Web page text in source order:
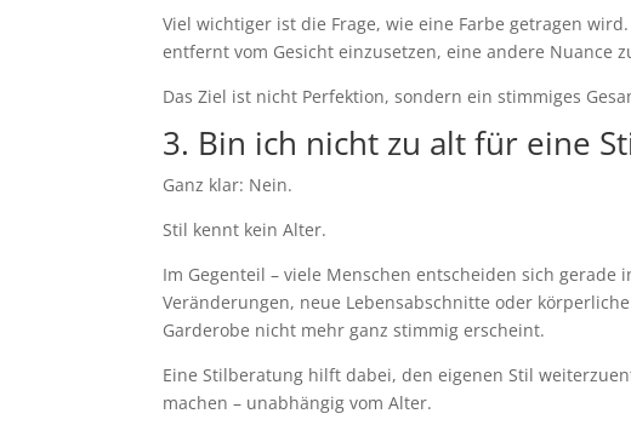
Viel wichtiger ist die Frage, wie eine Farbe getragen
entfernt vom Gesicht einzusetzen, eine andere Nuance
Das Ziel ist nicht Perfektion, sondern ein stimmiges
3. Bin ich nicht zu alt für eine
Ganz klar: Nein.
Stil kennt kein Alter.
Im Gegenteil – viele Menschen entscheiden sich
Veränderungen, neue Lebensabschnitte oder
Garderobe nicht mehr ganz stimmig erscheint.
Eine Stilberatung hilft dabei, den eigenen Stil
machen – unabhängig vom Alter.